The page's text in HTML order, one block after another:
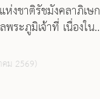
งชาติรัชมังคลาภิเษก
พระภูมิเจ้าที่ เนื่องใน
ม 2569)